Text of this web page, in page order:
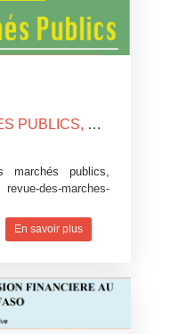
REVUE DES MARCHES PUBLICS, N°3561
marchés publics,
revue-des-marches-
En savoir plus